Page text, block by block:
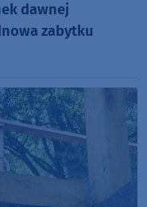
dawnej
zabytku